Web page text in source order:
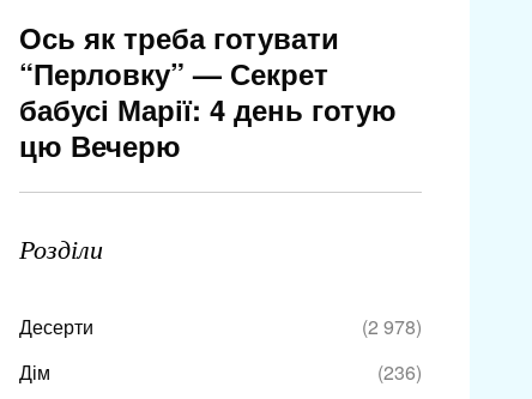
Ось як треба готувати
“Перловку” — Секрет
бабусі Марії: 4 день готую
цю Вечерю
Розділи
Десерти
(2 978)
Дім
(236)